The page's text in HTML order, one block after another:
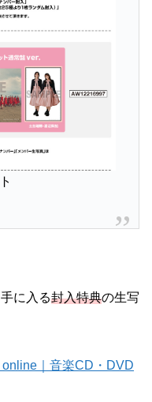
に入る封入特典の生写
｜音楽CD・DVD